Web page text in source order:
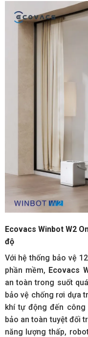
Ecovacs Winbot W2
độ
Với hệ thống bảo vệ
phần mềm, Ecovacs
an toàn trong suốt
bảo vệ chống rơi dựa
khí tự động đến
bảo an toàn tuyệt đối
năng lượng thấp,